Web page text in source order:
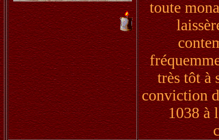
toute
très tôt à
conviction
1038 à